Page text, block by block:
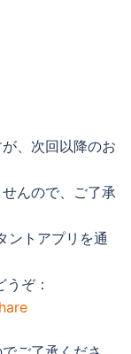
、次回以降のお
んので、ご了承
ントアプリを通
ぞ：